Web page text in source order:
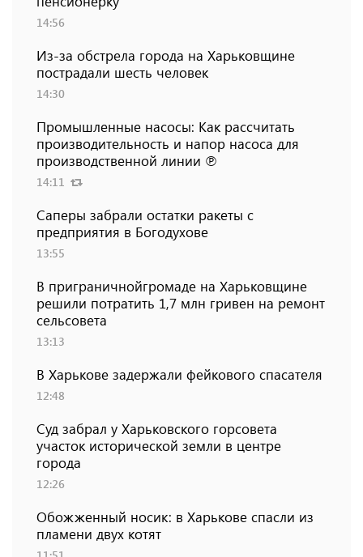
14:56
Из-за обстрела города на Харьковщине
пострадали шесть человек
14:30
Промышленные насосы: Как рассчитать
производительность и напор насоса для
производственной линии ℗
14:11
Саперы забрали остатки ракеты с
предприятия в Богодухове
13:55
В приграничнойгромаде на Харьковщине
решили потратить 1,7 млн ​​гривен на ремонт
сельсовета
13:13
В Харькове задержали фейкового спасателя
12:48
Суд забрал у Харьковского горсовета
участок исторической земли в центре
города
12:26
Обожженный носик: в Харькове спасли из
пламени двух котят